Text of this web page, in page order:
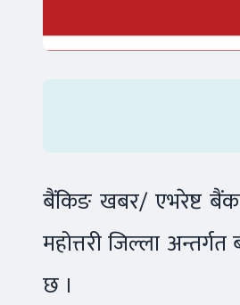
बैंकिङ खबर/ एभरेष्ट
महोत्तरी जिल्ला
छ ।